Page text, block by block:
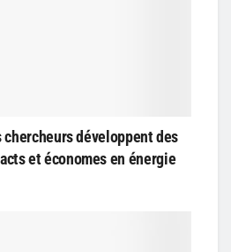
chercheurs développent des
et économes en énergie